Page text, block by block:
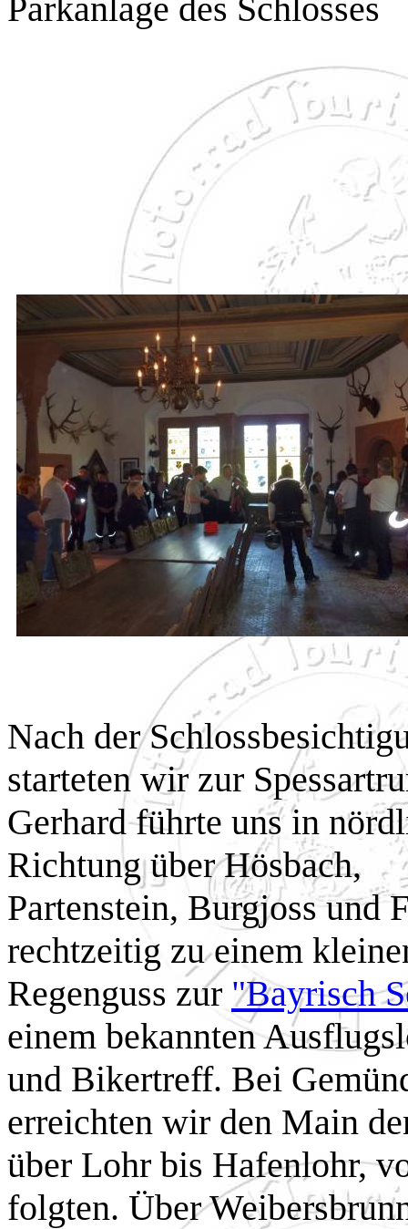
Parkanlage des Schlosses
Nach der
starteten wir zur
Gerhard führte uns in
Richtung über Hösbach,
Partenstein, Burgjoss und
rechtzeitig zu einem
Regenguss zur "Bayrisch
einem bekannten
und Bikertreff. Bei
erreichten wir den Main
über Lohr bis Hafenlohr,
folgten. Über